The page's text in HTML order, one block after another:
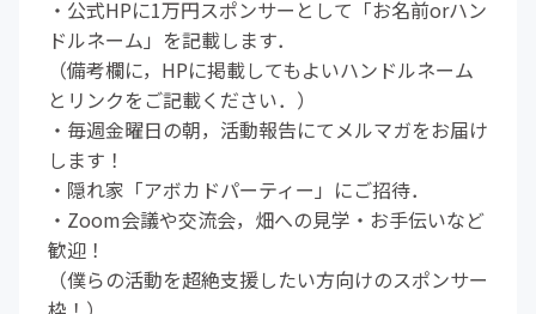
・公式HPに1万円スポンサーとして「お名前orハン
ドルネーム」を記載します．
（備考欄に，HPに掲載してもよいハンドルネーム
とリンクをご記載ください．）
・毎週金曜日の朝，活動報告にてメルマガをお届け
します！
・隠れ家「アボカドパーティー」にご招待．
・Zoom会議や交流会，畑への見学・お手伝いなど
歓迎！
（僕らの活動を超絶支援したい方向けのスポンサー